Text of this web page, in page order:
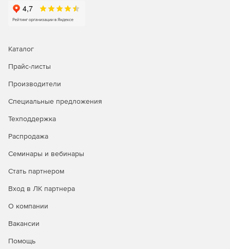
Встроенная функция печати.
Неограниченные функции настройки шрифтов.
Простой доступ к символам через кнопку на панели
Поддержка защищенных web-серверов.
Интеграция с IBuySpy.
Интуитивная онлайн-помощь, интегрированная с
Visual Studio .NET.
Управляемый исходный код.
Каталог
Прайс-листы
Производители
Специальные предложения
Техподдержка
Распродажа
Семинары и вебинары
Стать партнером
Вход в ЛК партнера
О компании
Вакансии
Помощь